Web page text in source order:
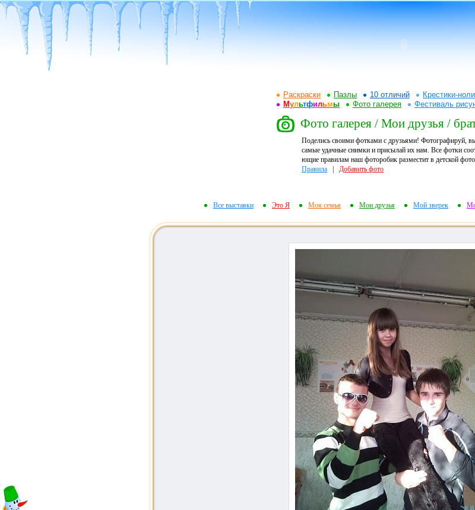
Раскраски Пазлы 10 отличий Крестики-
Мультфильмы Фото галерея Фестиваль
Фото галерея / Мои друзья /
Поделись своими фотками с друзьями! Фотографируй,
самые удачные снимки и присылай их нам. Все фотки
ющие правилам наш фоторобик разместит в детской
Правила
Добавить фото
Все выставки Это Я Моя семья Мои друзья Мой зверек